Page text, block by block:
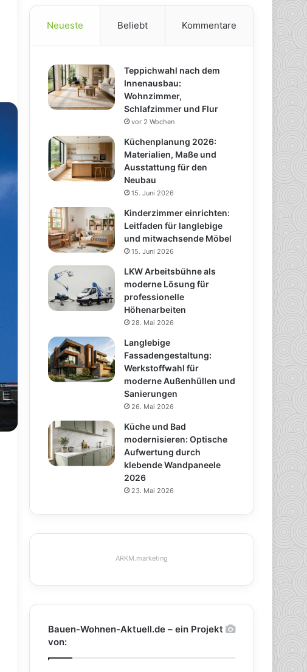
Neueste Beliebt Kommentare
Teppichwahl nach dem
Innenausbau:
Wohnzimmer,
Schlafzimmer und Flur
vor 2 Wochen
Küchenplanung 2026:
Materialien, Maße und
Ausstattung für den
Neubau
15. Juni 2026
Kinderzimmer einrichten:
Leitfaden für langlebige
und mitwachsende Möbel
15. Juni 2026
LKW Arbeitsbühne als
moderne Lösung für
professionelle
Höhenarbeiten
28. Mai 2026
Langlebige
Fassadengestaltung:
Werkstoffwahl für
moderne Außenhüllen und
Sanierungen
26. Mai 2026
Küche und Bad
modernisieren: Optische
Aufwertung durch
klebende Wandpaneele
2026
23. Mai 2026
ARKM.marketing
Bauen-Wohnen-Aktuell.de – ein Projekt
von: